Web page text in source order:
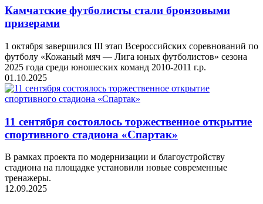
Камчатские футболисты стали бронзовыми
призерами
1 октября завершился III этап Всероссийских соревнований по
футболу «Кожаный мяч — Лига юных футболистов» сезона
2025 года среди юношеских команд 2010-2011 г.р.
01.10.2025
11 сентября состоялось торжественное открытие
спортивного стадиона «Спартак»
В рамках проекта по модернизации и благоустройству
стадиона на площадке установили новые современные
тренажеры.
12.09.2025